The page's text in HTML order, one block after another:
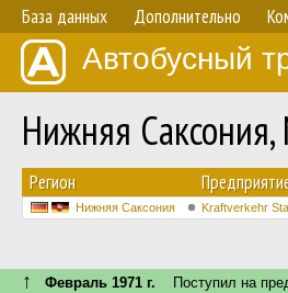
База данных Дополнительно
Автобусный
Нижняя
Регион
Нижняя Саксония Kraftverkehr
↑ Февраль 1971 г. Поступил на